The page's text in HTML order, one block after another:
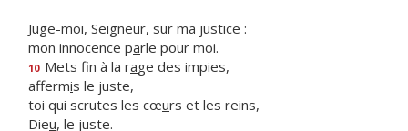
Juge-moi, Seigneur, sur ma justice :
mon innocence parle pour moi.
10 Mets fin à la rage des impies,
affermis le juste,
toi qui scrutes les cœurs et les reins,
Dieu, le juste.